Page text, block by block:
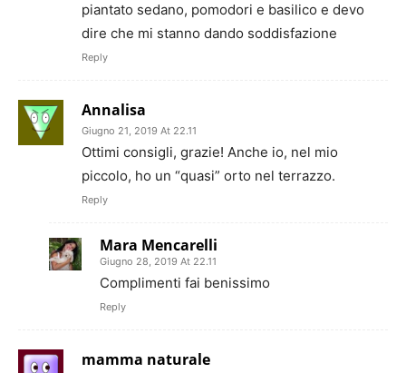
piantato sedano, pomodori e basilico e devo
dire che mi stanno dando soddisfazione
Reply
Annalisa
Giugno 21, 2019 At 22.11
Ottimi consigli, grazie! Anche io, nel mio
piccolo, ho un “quasi” orto nel terrazzo.
Reply
Mara Mencarelli
Giugno 28, 2019 At 22.11
Complimenti fai benissimo
Reply
mamma naturale